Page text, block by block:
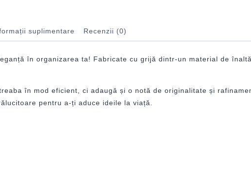
suplimentare Recenzii (0)
în organizarea ta! Fabricate cu grijă dintr-un material de
în mod eficient, ci adaugă și o notă de originalitate și
pentru a-ți aduce ideile la viață.